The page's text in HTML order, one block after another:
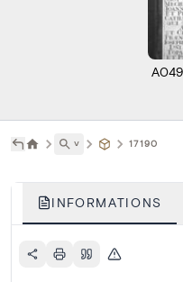
˅ 17190
INFORMATIONS